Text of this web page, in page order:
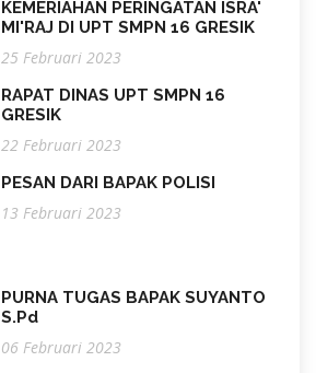
KEMERIAHAN PERINGATAN ISRA'
MI'RAJ DI UPT SMPN 16 GRESIK
25 Februari 2023
RAPAT DINAS UPT SMPN 16
GRESIK
22 Februari 2023
PESAN DARI BAPAK POLISI
13 Februari 2023
PURNA TUGAS BAPAK SUYANTO
S.Pd
06 Februari 2023